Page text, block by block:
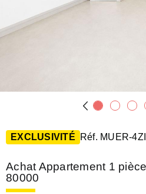
EXCLUSIVITÉ Réf. MUER-
Achat Appartement 1
80000